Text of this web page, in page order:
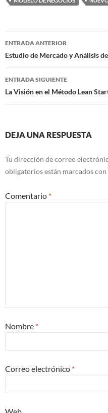
Navegación
de
entradas
ENTRADA ANTERIOR
Estudio de Mercado y Análisis
ENTRADA SIGUIENTE
La Visión en el Método Lean
DEJA UNA RESPUESTA
Tu dirección de correo
obligatorios están marcados con
Comentario *
Nombre *
Correo electrónico *